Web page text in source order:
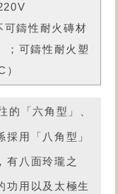
鑄性耐火磚材
；可鑄性耐火塑
的「六角型」、
採用「八角型」
有八面玲瓏之
功用以及太極生